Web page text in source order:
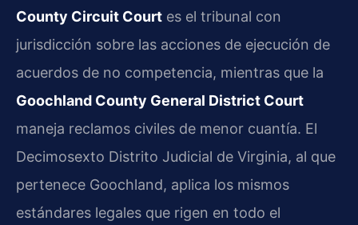
County Circuit Court es el tribunal con
jurisdicción sobre las acciones de ejecución de
acuerdos de no competencia, mientras que la
Goochland County General District Court
maneja reclamos civiles de menor cuantía. El
Decimosexto Distrito Judicial de Virginia, al que
pertenece Goochland, aplica los mismos
estándares legales que rigen en todo el